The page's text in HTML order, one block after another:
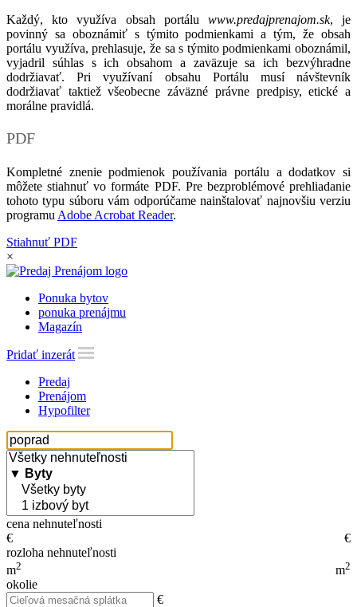
Každý, kto využíva obsah portálu www.predajprenajom.sk, je
povinný sa oboznámiť s týmito podmienkami a tým, že obsah
portálu využíva, prehlasuje, že sa s týmito podmienkami oboznámil,
vyjadril súhlas s ich obsahom a zaväzuje sa ich bezvýhradne
dodržiavať. Pri využívaní obsahu Portálu musí návštevník
dodržiavať taktiež všeobecne záväzné právne predpisy, etické a
morálne pravidlá.
PDF
Kompletné znenie podmienok používania portálu a dodatkov si
môžete stiahnuť vo formáte PDF. Pre bezproblémové prehliadanie
tohoto typu súboru vám odporúčame nainštalovať najnovšiu verziu
programu Adobe Acrobat Reader.
Stiahnuť PDF
×
Ponuka bytov
ponuka prenájmu
Magazín
Pridať inzerát
Predaj
Prenájom
Hypofilter
cena nehnuteľnosti
€
€
rozloha nehnuteľnosti
m2 m2
okolie
€